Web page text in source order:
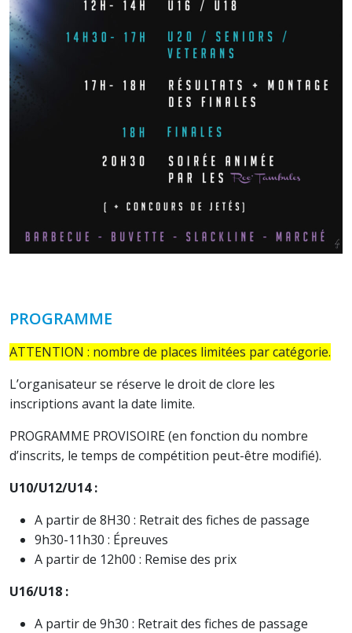
PROGRAMME
ATTENTION : nombre de places limitées par catégorie.
L’organisateur se réserve le droit de clore les
inscriptions avant la date limite.
PROGRAMME PROVISOIRE (en fonction du nombre
d’inscrits, le temps de compétition peut-être modifié).
U10/U12/U14 :
A partir de 8H30 : Retrait des fiches de passage
9h30-11h30 : Épreuves
A partir de 12h00 : Remise des prix
U16/U18 :
A partir de 9h30 : Retrait des fiches de passage